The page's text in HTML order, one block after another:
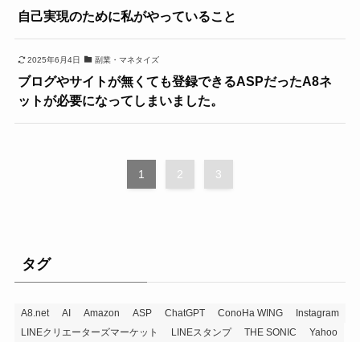
自己実現のために私がやっていること
2025年6月4日 副業・マネタイズ
ブログやサイトが無くても登録できるASPだったA8ネ
ットが必要になってしまいました。
1 2 3
タグ
A8.net AI Amazon ASP ChatGPT ConoHa WING
Instagram
LINEクリエーターズマーケット
LINEスタンプ THE SONIC
Yahoo